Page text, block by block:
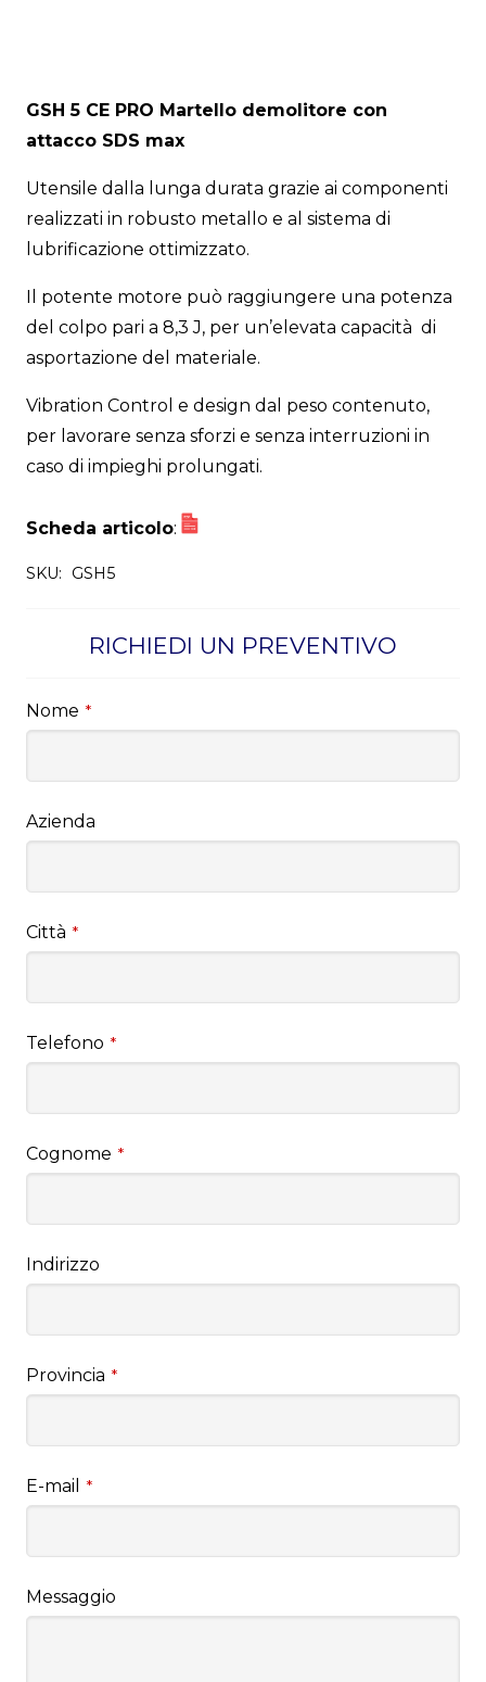
GSH 5 CE PRO Martello demolitore con
attacco SDS max
Utensile dalla lunga durata grazie ai componenti
realizzati in robusto metallo e al sistema di
lubrificazione ottimizzato.
Il potente motore può raggiungere una potenza
del colpo pari a 8,3 J, per un’elevata capacità di
asportazione del materiale.
Vibration Control e design dal peso contenuto,
per lavorare senza sforzi e senza interruzioni in
caso di impieghi prolungati.
Scheda articolo:
SKU: GSH5
RICHIEDI UN PREVENTIVO
Nome *
Azienda
Città *
Telefono *
Cognome *
Indirizzo
Provincia *
E-mail *
Messaggio